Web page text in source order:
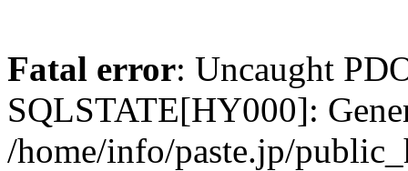
Fatal error: Uncaught
SQLSTATE[HY000]:
/home/info/paste.jp/